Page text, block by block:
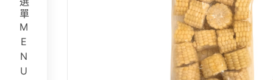
主選單MENU